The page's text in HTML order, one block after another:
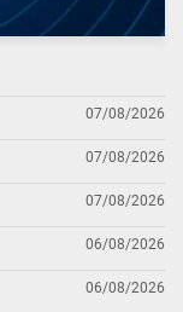
07/08/2026
07/08/2026
07/08/2026
06/08/2026
06/08/2026